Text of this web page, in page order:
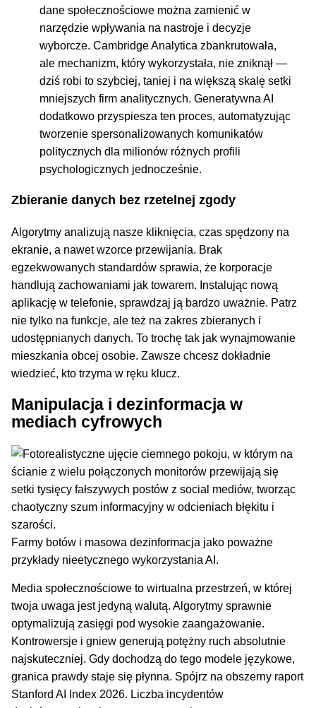
dane społecznościowe można zamienić w
narzędzie wpływania na nastroje i decyzje
wyborcze. Cambridge Analytica zbankrutowała,
ale mechanizm, który wykorzystała, nie zniknął —
dziś robi to szybciej, taniej i na większą skalę setki
mniejszych firm analitycznych. Generatywna AI
dodatkowo przyspiesza ten proces, automatyzując
tworzenie spersonalizowanych komunikatów
politycznych dla milionów różnych profili
psychologicznych jednocześnie.
Zbieranie danych bez rzetelnej zgody
Algorytmy analizują nasze kliknięcia, czas spędzony na
ekranie, a nawet wzorce przewijania. Brak
egzekwowanych standardów sprawia, że korporacje
handlują zachowaniami jak towarem. Instalując nową
aplikację w telefonie, sprawdzaj ją bardzo uważnie. Patrz
nie tylko na funkcje, ale też na zakres zbieranych i
udostępnianych danych. To trochę tak jak wynajmowanie
mieszkania obcej osobie. Zawsze chcesz dokładnie
wiedzieć, kto trzyma w ręku klucz.
Manipulacja i dezinformacja w
mediach cyfrowych
Farmy botów i masowa dezinformacja jako poważne
przykłady nieetycznego wykorzystania AI.
Media społecznościowe to wirtualna przestrzeń, w której
twoja uwaga jest jedyną walutą. Algorytmy sprawnie
optymalizują zasięgi pod wysokie zaangażowanie.
Kontrowersje i gniew generują potężny ruch absolutnie
najskuteczniej. Gdy dochodzą do tego modele językowe,
granica prawdy staje się płynna. Spójrz na obszerny raport
Stanford AI Index 2026. Liczba incydentów